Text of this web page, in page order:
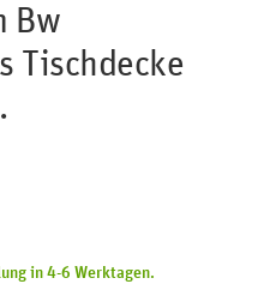
Bw
Tischdecke
in 4-6 Werktagen.